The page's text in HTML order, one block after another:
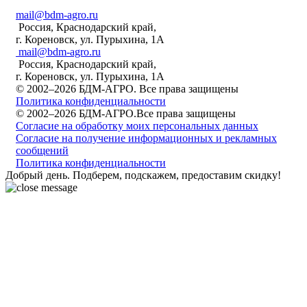
mail@bdm-agro.ru
Россия, Краснодарский край,
г. Кореновск, ул. Пурыхина, 1А
mail@bdm-agro.ru
Россия, Краснодарский край,
г. Кореновск, ул. Пурыхина, 1А
© 2002–2026 БДМ-АГРО. Все права защищены
Политика конфиденциальности
© 2002–2026 БДМ-АГРО.Все права защищены
Согласие на обработку моих персональных данных
Согласие на получение информационных и рекламных
сообщений
Политика конфиденциальности
Добрый день. Подберем, подскажем, предоставим скидку!